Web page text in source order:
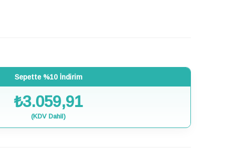
Sepette %10 İndirim
₺3.059,91
(KDV Dahil)